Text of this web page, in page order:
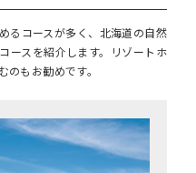
るコースが多く、北海道の自然
ースを紹介します。リゾートホ
のもお勧めです。